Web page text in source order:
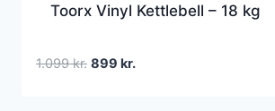
Toorx Vinyl Kettlebell – 18 kg
1.099kr. Den
899 kr.Den